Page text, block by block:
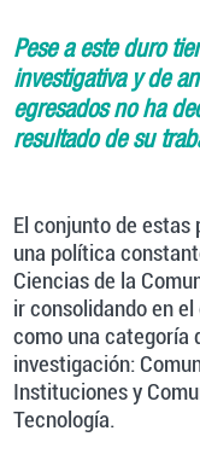
Pese a este duro
investigativa y de
egresados no ha
resultado de su
El conjunto de
una política
Ciencias de la
ir consolidando en
como una categoría
investigación:
Instituciones y
Tecnología.